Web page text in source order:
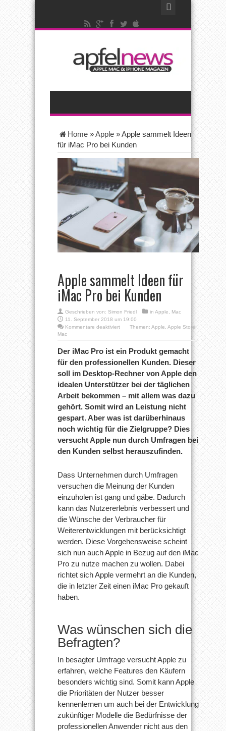
Home »Apple »Apple sammelt Ideen
für iMac Pro bei Kunden
Apple sammelt Ideen für
iMac Pro bei Kunden
Geschrieben von: Simon Friedl in Apple
Mac
11. September 2018 um 19:00
Kommentare deaktiviertfür
Ideen
für
iMac
bei
Kunden
Themen: Apple Apple Store
Mac
Der iMac Pro ist ein Produkt gemacht
für den professionellen Kunden. Dieser
soll im Desktop-Rechner von Apple den
idealen Unterstützer bei der täglichen
Arbeit bekommen – mit allem was dazu
gehört. Somit wird an Leistung nicht
gespart. Aber was ist darüberhinaus
noch wichtig für die Zielgruppe? Dies
versucht Apple nun durch Umfragen bei
den Kunden selbst herauszufinden.
Dass Unternehmen durch Umfragen
versuchen die Meinung der Kunden
einzuholen ist gang und gäbe. Dadurch
kann das Nutzererlebnis verbessert und
die Wünsche der Verbraucher für
Weiterentwicklungen mit berücksichtigt
werden. Diese Vorgehensweise scheint
sich nun auch Apple in Bezug auf den iMac
Pro zu nutze machen zu wollen. Dabei
richtet sich Apple vermehrt an die Kunden,
die in letzter Zeit einen iMac Pro gekauft
haben.
Was wünschen sich die
Befragten?
In besagter Umfrage versucht Apple zu
erfahren, welche Features den Käufern
besonders wichtig sind. Somit kann Apple
die Prioritäten der Nutzer besser
kennenlernen um auch bei der Entwicklung
zukünftiger Modelle die Bedürfnisse der
professionellen Anwender nicht aus den